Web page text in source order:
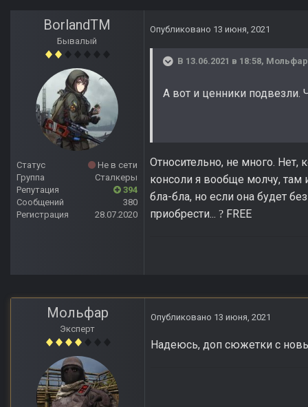
BorlandTM
Бывалый
Статус
Не в сети
Группа
Сталкеры
Репутация
394
Сообщений
380
Регистрация
28.07.2020
Опубликовано 13 июня, 2021
В 13.06.2021 в 18:58, Мольфар
А вот и ценники
Относительно, не много.
консоли я вообще молчу, там
бла-бла, но если она будет
приобрести... ? FREE
Мольфар
Эксперт
Опубликовано 13 июня, 2021
Надеюсь, доп сюжетки с